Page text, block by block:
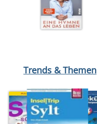
Trends & Themen